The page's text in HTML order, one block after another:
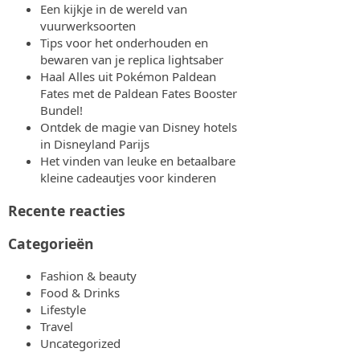
Een kijkje in de wereld van
vuurwerksoorten
Tips voor het onderhouden en
bewaren van je replica lightsaber
Haal Alles uit Pokémon Paldean
Fates met de Paldean Fates Booster
Bundel!
Ontdek de magie van Disney hotels
in Disneyland Parijs
Het vinden van leuke en betaalbare
kleine cadeautjes voor kinderen
Recente reacties
Categorieën
Fashion & beauty
Food & Drinks
Lifestyle
Travel
Uncategorized